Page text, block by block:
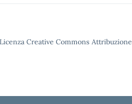
Creative Commons